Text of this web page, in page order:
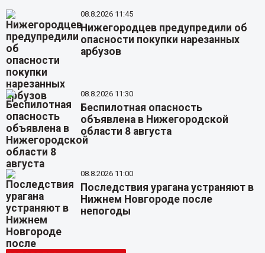
08.8.2026 11:45
Нижегородцев предупредили об
опасности покупки нарезанных
арбузов
08.8.2026 11:30
Беспилотная опасность
объявлена в Нижегородской
области 8 августа
08.8.2026 11:00
Последствия урагана устраняют в
Нижнем Новгороде после
непогоды